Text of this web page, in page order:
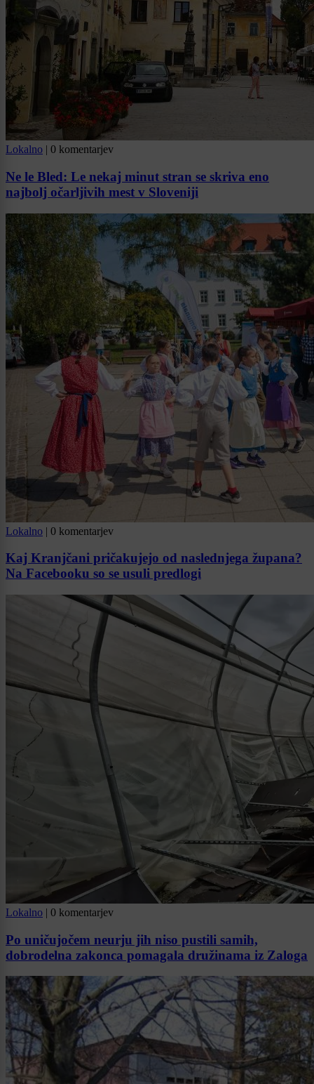
Lokalno | 0 komentarjev
Ne le Bled: Le nekaj minut stran se skriva eno
najbolj očarljivih mest v Sloveniji
Lokalno | 0 komentarjev
Kaj Kranjčani pričakujejo od naslednjega župana?
Na Facebooku so se usuli predlogi
Lokalno | 0 komentarjev
Po uničujočem neurju jih niso pustili samih,
dobrodelna zakonca pomagala družinama iz Zaloga